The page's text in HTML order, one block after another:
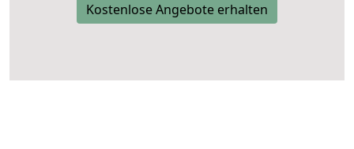
Kostenlose Angebote erhalten